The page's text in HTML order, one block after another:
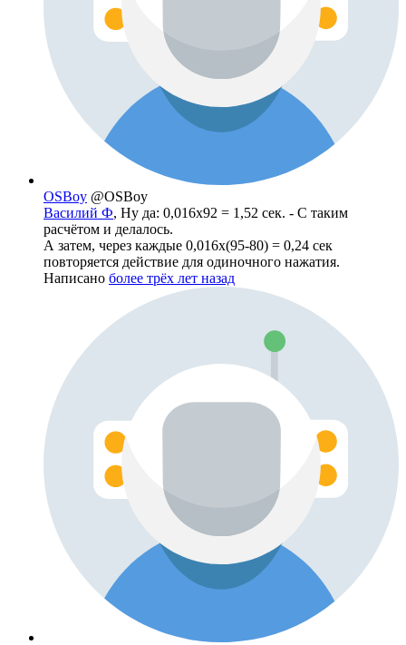
OSBoy @OSBoy
Василий Ф, Ну да: 0,016х92 = 1,52 сек. - С таким
расчётом и делалось.
А затем, через каждые 0,016х(95-80) = 0,24 сек
повторяется действие для одиночного нажатия.
Написано более трёх лет назад